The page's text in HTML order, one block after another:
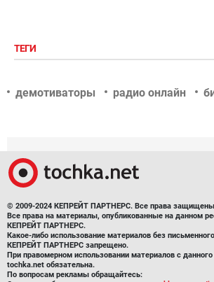
ТЕГИ
демотиваторы радио онлайн
© 2009-2024 КЕПРЕЙТ ПАРТНЕРС. Все права
Все права на материалы, опубликованные на данном
КЕПРЕЙТ ПАРТНЕРС.
Какое-либо использование материалов без
КЕПРЕЙТ ПАРТНЕРС запрещено.
При правомерном использовании материалов с
tochka.net обязательна.
По вопросам рекламы обращайтесь: